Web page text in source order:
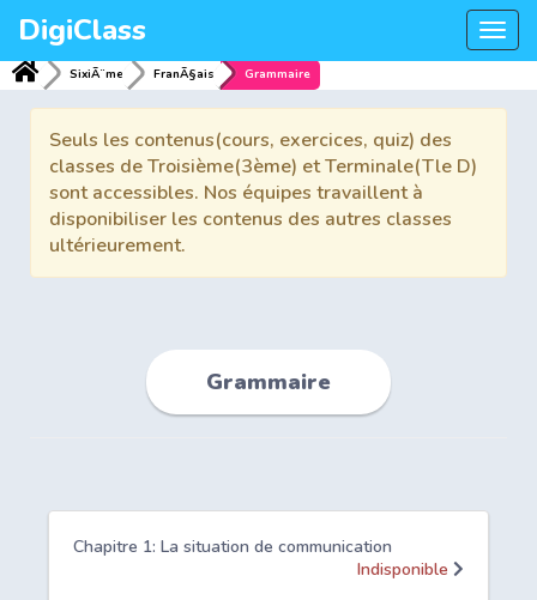
DigiClass
SixiÃ¨me FranÃ§ais Grammaire
Seuls les contenus(cours, exercices, quiz) des
classes de Troisième(3ème) et Terminale(Tle D)
sont accessibles. Nos équipes travaillent à
disponibiliser les contenus des autres classes
ultérieurement.
Grammaire
Chapitre 1: La situation de communication
Indisponible